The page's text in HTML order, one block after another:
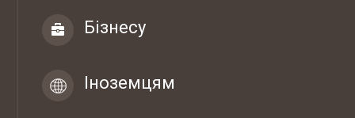
Бізнесу
Іноземцям